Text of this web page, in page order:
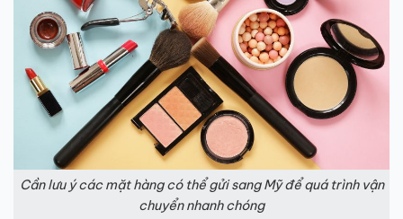
Cần lưu ý các mặt hàng có thể gửi sang Mỹ để quá trình vận
chuyển nhanh chóng